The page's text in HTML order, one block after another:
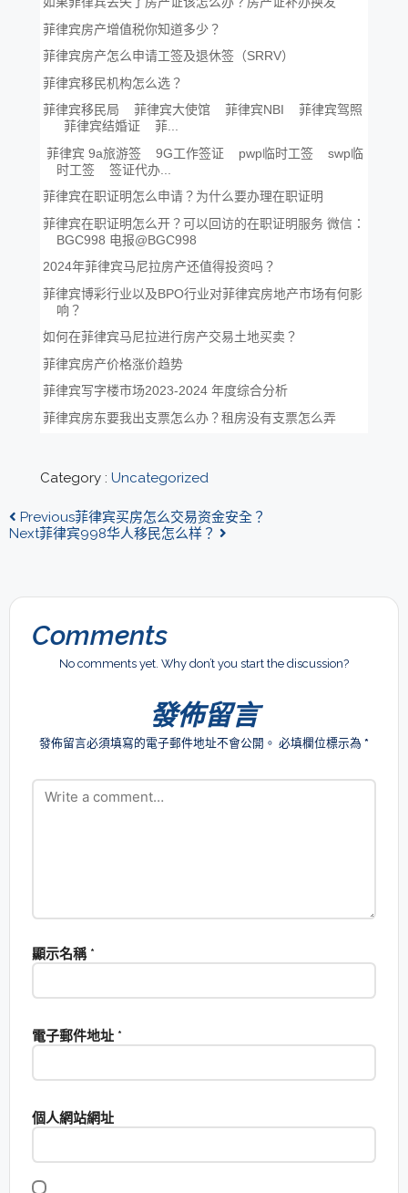
菲律宾房产增值税你知道多少？
菲律宾房产怎么申请工签及退休签（SRRV）
菲律宾移民机构怎么选？
菲律宾移民局 菲律宾大使馆 菲律宾NBI 菲律宾驾照
菲律宾结婚证 菲...
菲律宾 9a旅游签 9G工作签证 pwp临时工签 swp临
时工签 签证代办...
菲律宾在职证明怎么申请？为什么要办理在职证明
菲律宾在职证明怎么开？可以回访的在职证明服务 微信：
BGC998 电报@BGC998
2024年菲律宾马尼拉房产还值得投资吗？
菲律宾博彩行业以及BPO行业对菲律宾房地产市场有何影
响？
如何在菲律宾马尼拉进行房产交易土地买卖？
菲律宾房产价格涨价趋势
菲律宾写字楼市场2023-2024 年度综合分析
菲律宾房东要我出支票怎么办？租房没有支票怎么弄
Category : Uncategorized
Previous菲律宾买房怎么交易资金安全？
Next菲律宾998华人移民怎么样？
Comments
No comments yet. Why don’t you start the discussion?
發佈留言
發佈留言必須填寫的電子郵件地址不會公開。 必填欄位標示為 *
顯示名稱 *
電子郵件地址 *
個人網站網址